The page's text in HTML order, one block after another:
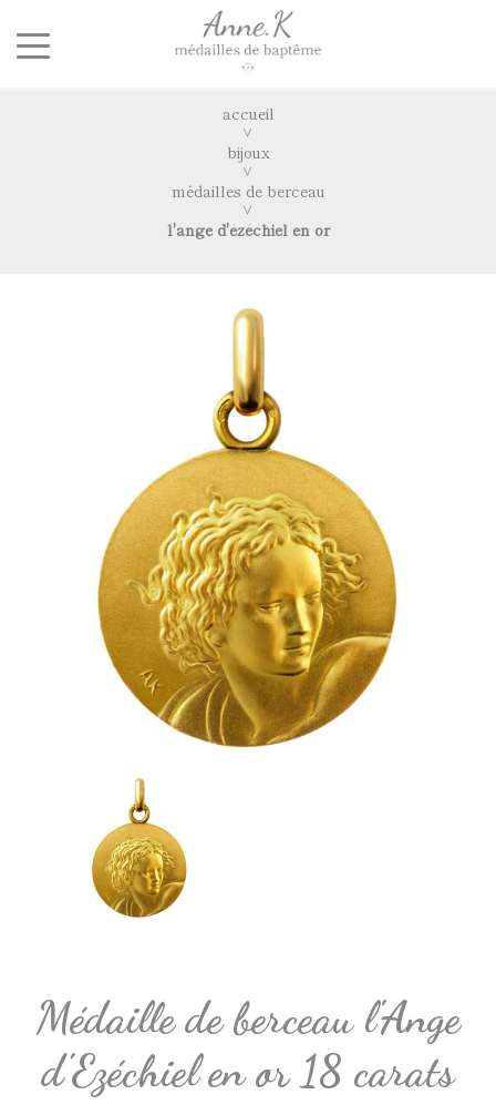
accueil
bijoux
médailles de berceau
l'ange d'ézéchiel en or
Médaille de berceau l'Ange
d'Ezéchiel en or 18 carats